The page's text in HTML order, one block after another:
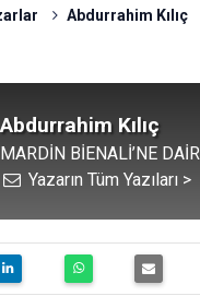
Abdurrahim Kılıç
Abdurrahim Kılıç
MARDİN BİENALİ’NE DAİR
Yazarın Tüm Yazıları >